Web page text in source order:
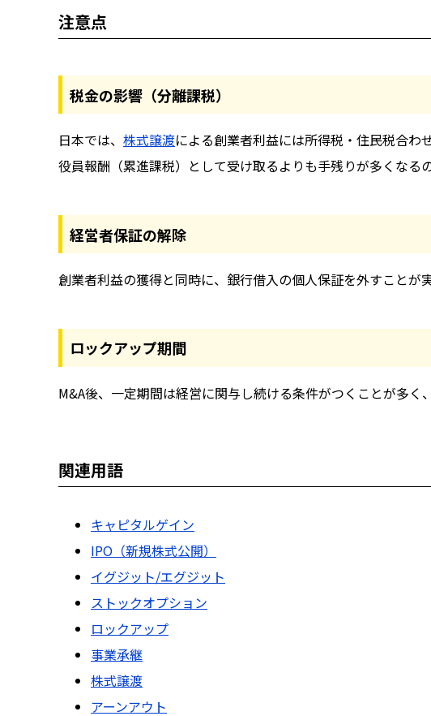
注意点
税金の影響（分離課税）
日本では、 株式譲渡による創業者利益には所得税・住民税合わ
役員報酬（累進課税）として受け取るよりも手残りが多くなる
経営者保証の解除
創業者利益の獲得と同時に、銀行借入の個人保証を外すことが
ロックアップ期間
M&A後、一定期間は経営に関与し続ける条件がつくことが多
関連用語
キャピタルゲイン
IPO（新規株式公開）
イグジット/エグジット
ストックオプション
ロックアップ
事業承継
株式譲渡
アーンアウト